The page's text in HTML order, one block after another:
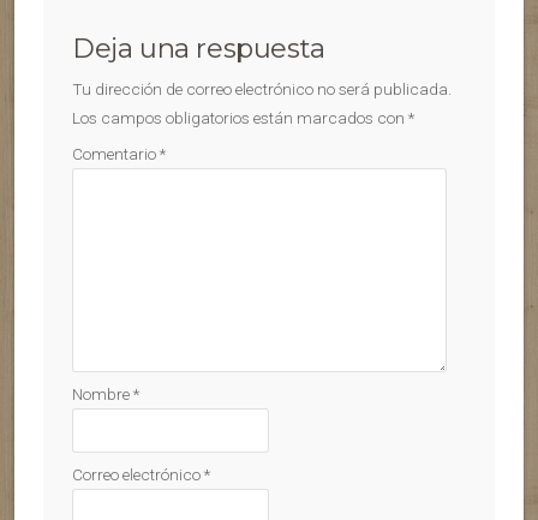
Deja una respuesta
Tu dirección de correo electrónico no será publicada.
Los campos obligatorios están marcados con *
Comentario*
Nombre*
Correo electrónico*